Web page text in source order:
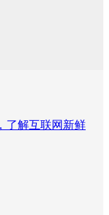
了解互联网新鲜